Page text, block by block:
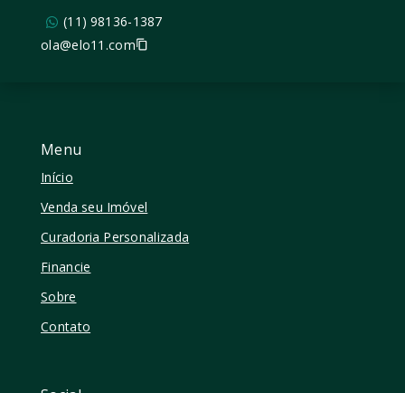
Menu
Início
Venda seu Imóvel
Curadoria Personalizada
Financie
Sobre
Contato
(11) 98136-1387
ola@elo11.com